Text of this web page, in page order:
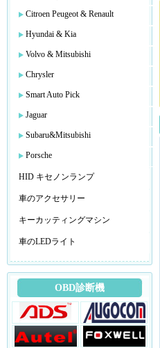
Citroen Peugeot & Renault
Hyundai & Kia
Volvo & Mitsubishi
Chrysler
Smart Auto Pick
Jaguar
Subaru&Mitsubishi
Porsche
HID キセノンランプ
車のアクセサリー
キーカッティングマシン
車のLEDライト
OBD診断機
Autel MaxiSys MS908P OBD2故障診